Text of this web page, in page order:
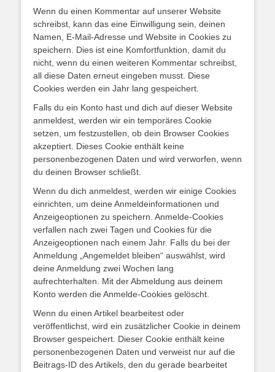
Wenn du einen Kommentar auf unserer Website
schreibst, kann das eine Einwilligung sein, deinen
Namen, E-Mail-Adresse und Website in Cookies zu
speichern. Dies ist eine Komfortfunktion, damit du
nicht, wenn du einen weiteren Kommentar schreibst,
all diese Daten erneut eingeben musst. Diese
Cookies werden ein Jahr lang gespeichert.
Falls du ein Konto hast und dich auf dieser Website
anmeldest, werden wir ein temporäres Cookie
setzen, um festzustellen, ob dein Browser Cookies
akzeptiert. Dieses Cookie enthält keine
personenbezogenen Daten und wird verworfen, wenn
du deinen Browser schließt.
Wenn du dich anmeldest, werden wir einige Cookies
einrichten, um deine Anmeldeinformationen und
Anzeigeoptionen zu speichern. Anmelde-Cookies
verfallen nach zwei Tagen und Cookies für die
Anzeigeoptionen nach einem Jahr. Falls du bei der
Anmeldung „Angemeldet bleiben“ auswählst, wird
deine Anmeldung zwei Wochen lang
aufrechterhalten. Mit der Abmeldung aus deinem
Konto werden die Anmelde-Cookies gelöscht.
Wenn du einen Artikel bearbeitest oder
veröffentlichst, wird ein zusätzlicher Cookie in deinem
Browser gespeichert. Dieser Cookie enthält keine
personenbezogenen Daten und verweist nur auf die
Beitrags-ID des Artikels, den du gerade bearbeitet